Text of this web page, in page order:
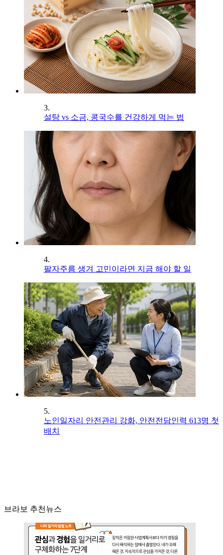
3.
설탕 vs 소금, 콩국수를 건강하게 먹는 법
4.
팔자주름 생겨 고민이라면 지금 해야 할 일
5.
노인일자리 안전관리 강화, 안전전담인력 613명 첫
배치
브라보 추천뉴스